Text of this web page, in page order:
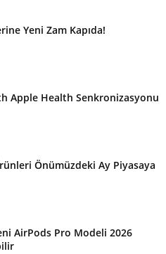
Yeni Zam Kapıda!
Apple Health Senkronizasyonu
Önümüzdeki Ay Piyasaya
AirPods Pro Modeli 2026